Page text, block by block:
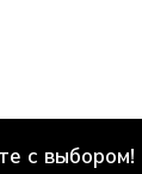
с выбором!